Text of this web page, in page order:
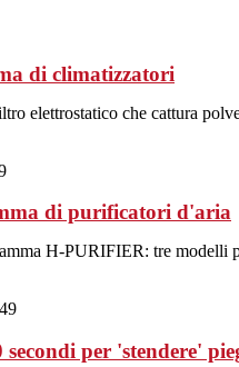
di climatizzatori
elettrostatico che cattura
di purificatori d'aria
H-PURIFIER: tre modelli
per 'stendere'